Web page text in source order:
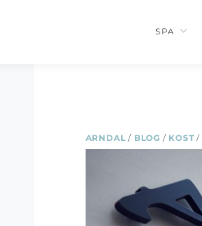
SPA
ARNDAL / BLOG / KOST/